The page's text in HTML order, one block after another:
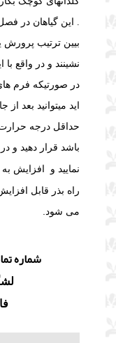
. این گیاهان در فصل
بیین ترتیب پرورش
نشینند و در واقع
در صورتیکه فرم
اید میتوانید بعد
حداقل درجه حرارت
باشد قرار دهید و
نمایید و
افزایش
راه بذر قابل
می شود.
شماره